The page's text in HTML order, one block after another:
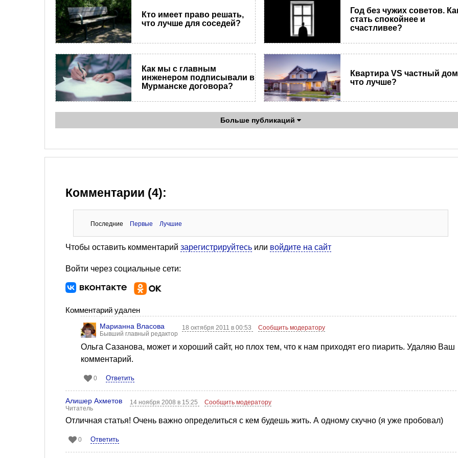
Кто имеет право решать,
что лучше для соседей?
Год без чужих советов.
стать спокойнее и
счастливее?
Как мы с главным
инженером подписывали в
Мурманске договора?
Квартира VS частный
что лучше?
Больше публикаций
Комментарии (4):
Последние Первые Лучшие
Чтобы оставить комментарий зарегистрируйтесь или войдите на сайт
Войти через социальные сети:
Комментарий удален
Марианна Власова
Бывший главный редактор
18 октября 2011 в 00:53 Сообщить модератору
Ольга Сазанова, может и хороший сайт, но плох тем, что к нам приходят его пиарить. Удаляю Ваш
комментарий.
0 Ответить
Алишер Ахметов
Читатель
14 ноября 2008 в 15:25 Сообщить модератору
Отличная статья! Очень важно определиться с кем будешь жить. А одному скучно (я уже пробовал)
0 Ответить